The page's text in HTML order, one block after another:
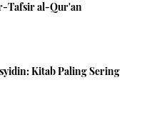
Tafsir al-Qur'an
Kitab Paling Sering